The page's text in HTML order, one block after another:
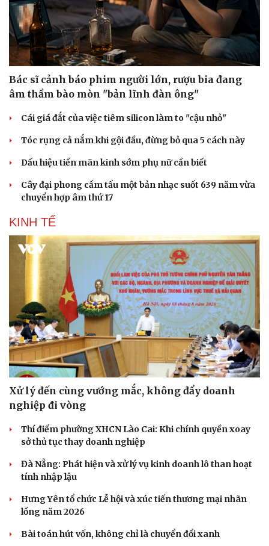
Bác sĩ cảnh báo phim người lớn, rượu bia đang
âm thầm bào mòn "bản lĩnh đàn ông"
Cái giá đắt của việc tiêm silicon làm to "cậu nhỏ"
Tóc rụng cả nắm khi gội đầu, đừng bỏ qua 5 cách này
Dấu hiệu tiền mãn kinh sớm phụ nữ cần biết
Cây đại phong cầm tấu một bản nhạc suốt 639 năm vừa
chuyển hợp âm thứ 17
KINH TẾ
Xử lý đến cùng vướng mắc, không đẩy doanh
nghiệp đi vòng
Thí điểm phường XHCN Lào Cai: Khi chính quyền xoay
sở thủ tục thay doanh nghiệp
Đà Nẵng: Phát hiện và xử lý vụ kinh doanh lô than hoạt
tính nhập lậu
Hưng Yên tổ chức Lễ hội và xúc tiến thương mại nhãn
lồng năm 2026
Bài toán hút vốn, không chỉ là chuyển đổi xanh